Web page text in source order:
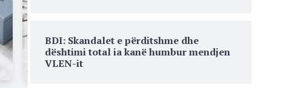
BDI: Skandalet e përditshme dhe
dështimi total ia kanë humbur mendjen
VLEN-it